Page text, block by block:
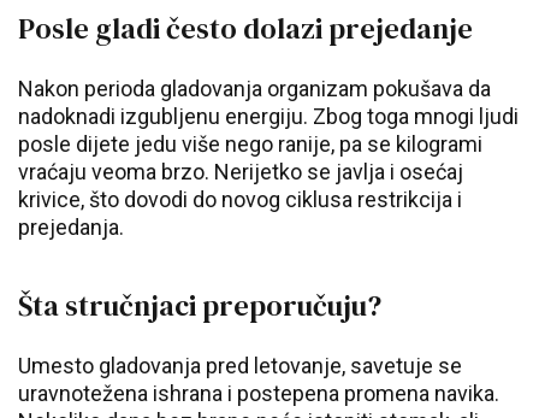
Posle gladi često dolazi prejedanje
Nakon perioda gladovanja organizam pokušava da
nadoknadi izgubljenu energiju. Zbog toga mnogi ljudi
posle dijete jedu više nego ranije, pa se kilogrami
vraćaju veoma brzo. Nerijetko se javlja i osećaj
krivice, što dovodi do novog ciklusa restrikcija i
prejedanja.
Šta stručnjaci preporučuju?
Umesto gladovanja pred letovanje, savetuje se
uravnotežena ishrana i postepena promena navika.